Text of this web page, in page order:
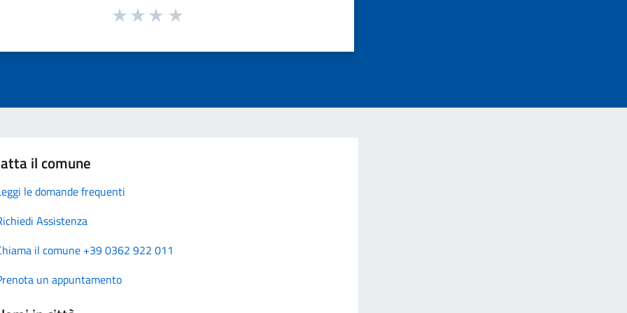
il comune
le domande frequenti
Assistenza
il comune +39 0362 922 011
un appuntamento